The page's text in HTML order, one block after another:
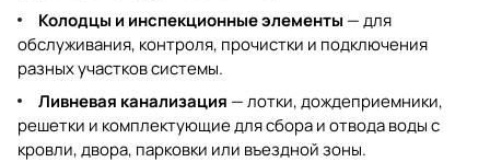
Колодцы и инспекционные элементы — для
обслуживания, контроля, прочистки и подключения
разных участков системы.
Ливневая канализация — лотки, дождеприемники,
решетки и комплектующие для сбора и отвода воды с
кровли, двора, парковки или въездной зоны.